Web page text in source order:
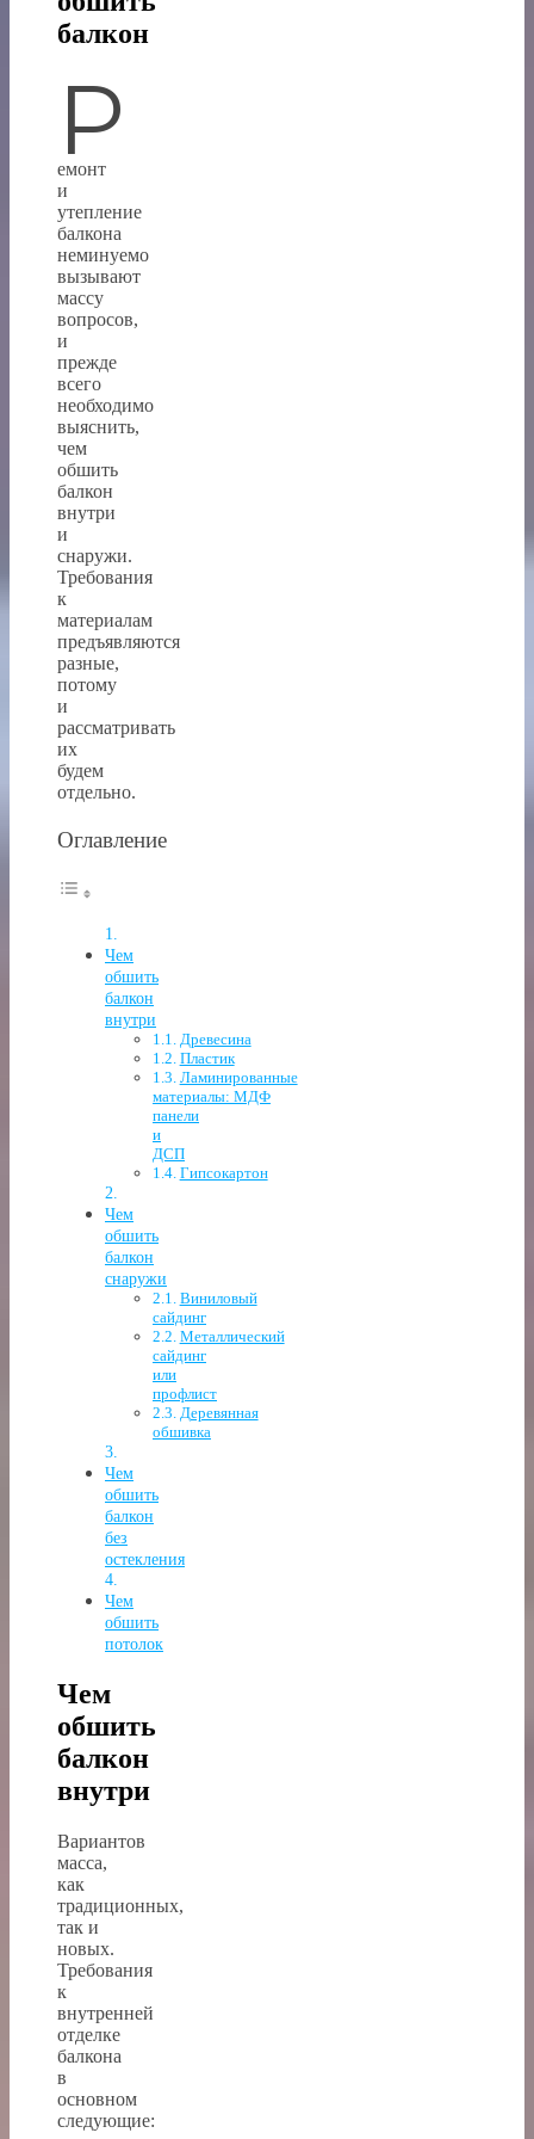
балкон
Р
емонт
и
утепление
балкона
неминуемо
вызывают
массу
вопросов,
и
прежде
всего
необходимо
выяснить,
чем
обшить
балкон
внутри
и
снаружи.
Требования
к
материалам
предъявляются
разные,
потому
и
рассматривать
их
будем
отдельно.
Оглавление
Чем
обшить
балкон
внутри
Древесина
Пластик
Ламинированные
материалы: МДФ
панели
и
ДСП
Гипсокартон
Чем
обшить
балкон
снаружи
Виниловый
сайдинг
Металлический
сайдинг
или
профлист
Деревянная
обшивка
Чем
обшить
балкон
без
остекления
Чем
обшить
потолок
Чем
обшить
балкон
внутри
Вариантов
масса,
как
традиционных,
так и
новых.
Требования
к
внутренней
отделке
балкона
в
основном
следующие: